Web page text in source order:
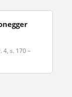
4, s. 170 –